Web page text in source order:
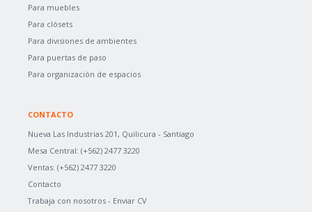
Para muebles
Para clósets
Para divisiones de ambientes
Para puertas de paso
Para organización de espacios
CONTACTO
Nueva Las Industrias 201, Quilicura - Santiago
Mesa Central: (+562) 2477 3220
Ventas: (+562) 2477 3220
Contacto
Trabaja con nosotros - Enviar CV